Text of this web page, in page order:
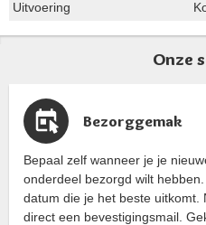
Uitvoering
Onze
Bezorggemak
Bepaal zelf wanneer je je
onderdeel bezorgd wilt
datum die je het beste uitkomt.
direct een bevestigingsmail.